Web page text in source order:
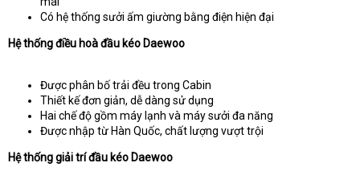
Có hệ thống sưởi ấm giường bằng điện hiện đại
Hệ thống điều hoà đầu kéo Daewoo
Được phân bố trải đều trong Cabin
Thiết kế đơn giản, dễ dàng sử dụng
Hai chế độ gồm máy lạnh và máy sưởi đa năng
Được nhập từ Hàn Quốc, chất lượng vượt trội
Hệ thống giải trí đầu kéo Daewoo